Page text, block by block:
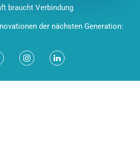
braucht Verbindung
der nächsten Generation: